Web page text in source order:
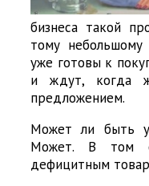
бизнеса такой
тому небольшому
уже готовы к
и ждут, когда
предложением.
Может ли быть
Может. В том
дефицитным